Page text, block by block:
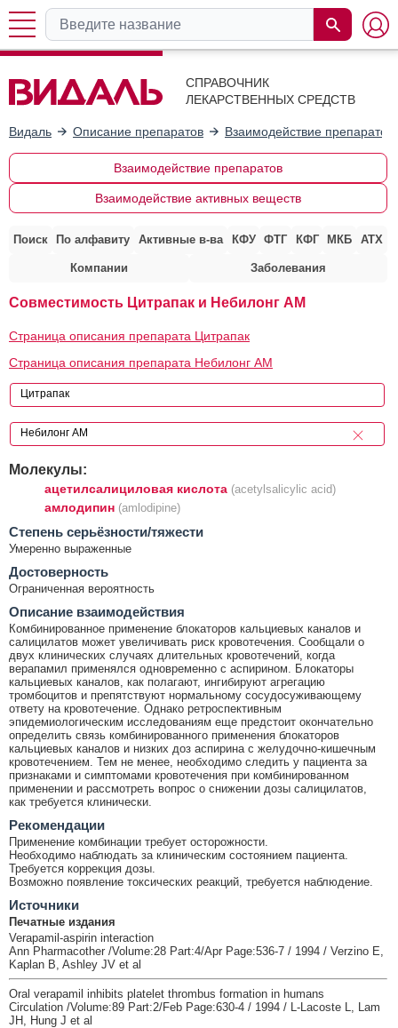
СПРАВОЧНИК
ЛЕКАРСТВЕННЫХ СРЕДСТВ
Видаль Описание препаратов Взаимодействие препаратов
Взаимодействие препаратов
Взаимодействие активных веществ
Поиск По алфавиту Активные в-ва КФУ ФТГ КФГ МКБ АТХ
Компании Заболевания
Совместимость Цитрапак и Небилонг АМ
Страница описания препарата Цитрапак
Страница описания препарата Небилонг АМ
Молекулы:
ацетилсалициловая кислота (acetylsalicylic acid)
амлодипин (amlodipine)
Cтепень серьёзности/тяжести
Умеренно выраженные
Достоверность
Ограниченная вероятность
Описание взаимодействия
Комбинированное применение блокаторов кальциевых каналов и
салицилатов может увеличивать риск кровотечения. Сообщали о
двух клинических случаях длительных кровотечений, когда
верапамил применялся одновременно с аспирином. Блокаторы
кальциевых каналов, как полагают, ингибируют агрегацию
тромбоцитов и препятствуют нормальному сосудосуживающему
ответу на кровотечение. Однако ретроспективным
эпидемиологическим исследованиям еще предстоит окончательно
определить связь комбинированного применения блокаторов
кальциевых каналов и низких доз аспирина с желудочно-кишечным
кровотечением. Тем не менее, необходимо следить у пациента за
признаками и симптомами кровотечения при комбинированном
применении и рассмотреть вопрос о снижении дозы салицилатов,
как требуется клинически.
Рекомендации
Применение комбинации требует осторожности.
Необходимо наблюдать за клиническим состоянием пациента.
Требуется коррекция дозы.
Возможно появление токсических реакций, требуется наблюдение.
Источники
Печатные издания
Verapamil-aspirin interaction
Ann Pharmacother /Volume:28 Part:4/Apr Page:536-7 / 1994 / Verzino E,
Kaplan B, Ashley JV et al
Oral verapamil inhibits platelet thrombus formation in humans
Circulation /Volume:89 Part:2/Feb Page:630-4 / 1994 / L-Lacoste L, Lam
JH, Hung J et al